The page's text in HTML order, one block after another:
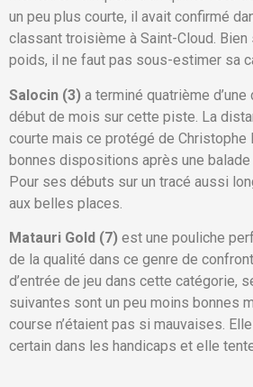
un peu plus courte, il avait confirmé
classant troisième à Saint-Cloud. Bien
poids, il ne faut pas sous-estimer sa
Salocin (3) a terminé quatrième
début de mois sur cette piste. La
courte mais ce protégé de
bonnes dispositions après une balade
Pour ses débuts sur un tracé aussi
aux belles places.
Matauri Gold (7) est une pouliche
de la qualité dans ce genre de
d’entrée de jeu dans cette catégorie,
suivantes sont un peu moins bonnes
course n’étaient pas si mauvaises.
certain dans les handicaps et elle